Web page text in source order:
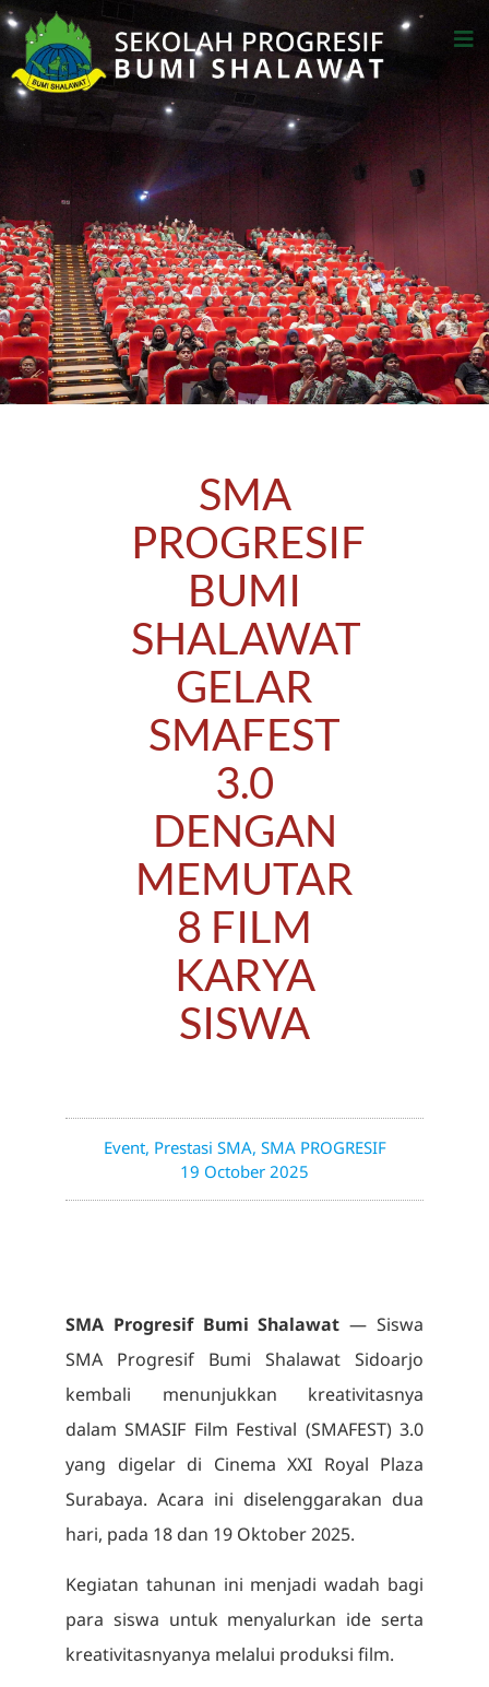
SMA
PROGRESIF
BUMI
SHALAWAT
GELAR
SMAFEST
3.0
DENGAN
MEMUTAR
8 FILM
KARYA
SISWA
Event, Prestasi SMA, SMA PROGRESIF
19 October 2025
SMA Progresif Bumi Shalawat — Siswa
SMA Progresif Bumi Shalawat Sidoarjo
kembali menunjukkan kreativitasnya
dalam SMASIF Film Festival (SMAFEST) 3.0
yang digelar di Cinema XXI Royal Plaza
Surabaya. Acara ini diselenggarakan dua
hari, pada 18 dan 19 Oktober 2025.
Kegiatan tahunan ini menjadi wadah bagi
para siswa untuk menyalurkan ide serta
kreativitasnyanya melalui produksi film.